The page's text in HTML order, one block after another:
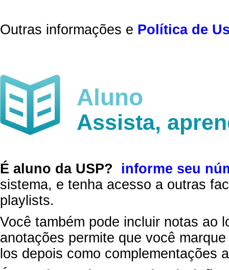
Outras informações e Política de
Aluno
Assista,
É aluno da USP?
informe seu
sistema, e tenha acesso a outras
playlists.
Você também pode incluir notas ao
anotações permite que você
los depois como complementações